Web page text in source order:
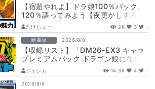
【宿題やれよ】ドラ娘100％パック、
120％語ってみよう【夜更かしすんな
よ】
たけじょー 2K 3 -
新商品 2026/8/8
【収録リスト】「DM26-EX3 キャラ
プレミアムパック ドラゴン娘になり
たくないっ！ 文化祭だョ！全員集
合!…
ジェシカ 14.3K 4 -
2026/8/8